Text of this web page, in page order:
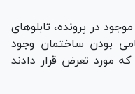
در پرونده، تابلو‌های
بودن ساختمان وجود
مورد تعرض قرار دادند